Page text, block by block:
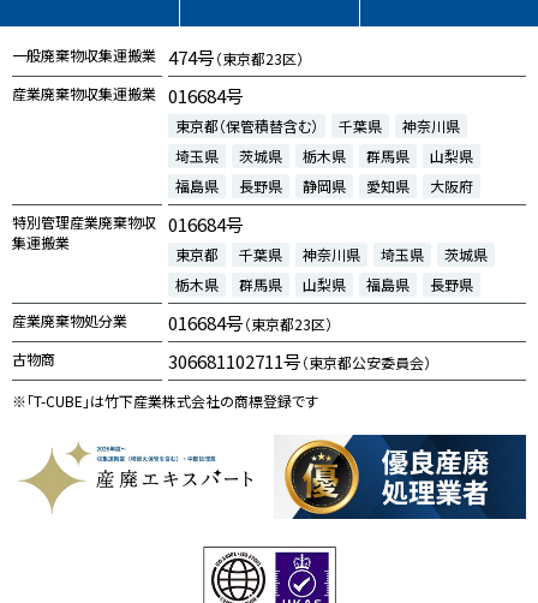
一般廃棄物収集運搬業 474号（東京都23区）
産業廃棄物収集運搬業 016684号
東京都（保管積替含む） 千葉県
神奈川県
埼玉県
茨城県 栃木県 群馬県
山梨県
福島県
長野県 静岡県 愛知県
大阪府
特別管理産業廃棄物収
集運搬業
016684号
東京都 千葉県 神奈川県 埼玉県
茨城県
栃木県
群馬県 山梨県 福島県
長野県
産業廃棄物処分業
016684号（東京都23区）
古物商
306681102711号（東京都公安委員会）
※「T-CUBE」は竹下産業株式会社の商標登録です